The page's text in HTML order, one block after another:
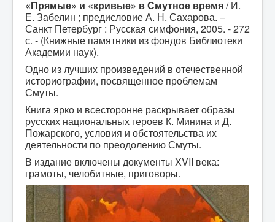
«Прямые» и «кривые» в Смутное время/ И.
Е. Забелин ; предисловие А. Н. Сахарова. –
Санкт Петербург : Русская симфония, 2005. - 272
с. - (Книжные памятники из фондов Библиотеки
Академии наук).
Одно из лучших произведений в отечественной
историографии, посвященное проблемам
Смуты.
Книга ярко и всесторонне раскрывает образы
русских национальных героев К. Минина и Д.
Пожарского, условия и обстоятельства их
деятельности по преодолению Смуты.
В издание включены документы XVII века:
грамоты, челобитные, приговоры.